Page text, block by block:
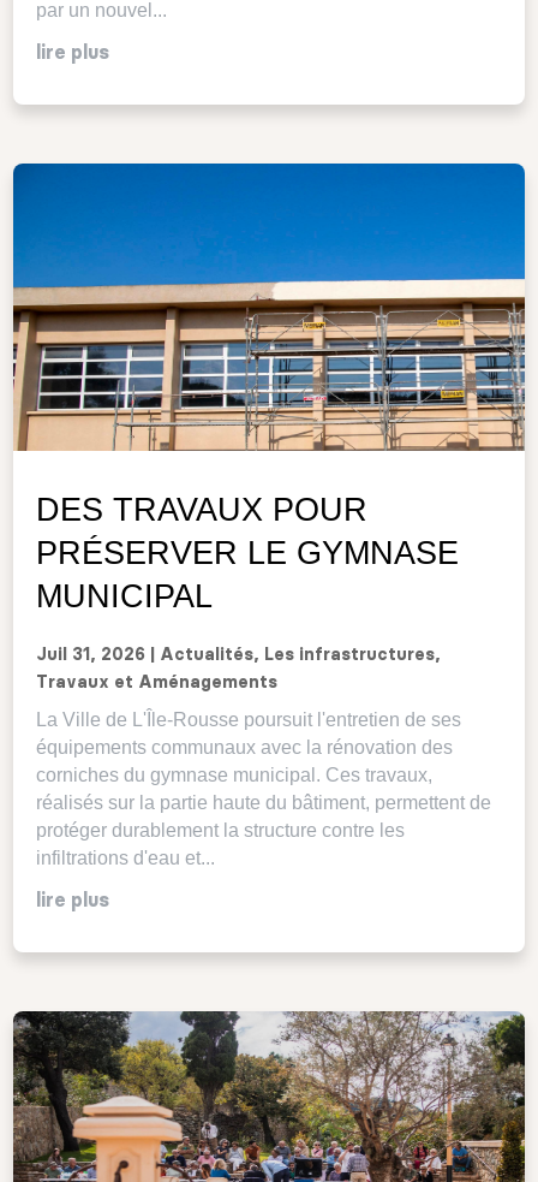
par un nouvel...
lire plus
DES TRAVAUX POUR
PRÉSERVER LE GYMNASE
MUNICIPAL
Juil 31, 2026 Actualités, Les infrastructures,
Travaux et Aménagements
La Ville de L'Île-Rousse poursuit l'entretien de ses
équipements communaux avec la rénovation des
corniches du gymnase municipal. Ces travaux,
réalisés sur la partie haute du bâtiment, permettent de
protéger durablement la structure contre les
infiltrations d'eau et...
lire plus